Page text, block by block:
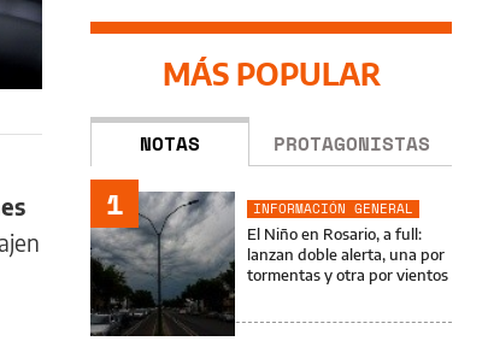
MÁS POPULAR
NOTAS PROTAGONISTAS
1
INFORMACIÓN GENERAL
El Niño en Rosario, a full:
lanzan doble alerta, una por
tormentas y otra por vientos